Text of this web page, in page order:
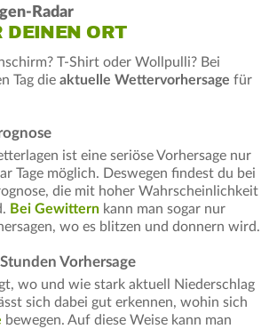
Radar
DEINEN ORT
T-Shirt oder Wollpulli? Bei
Tag die aktuelle Wettervorhersage für
ist eine seriöse Vorhersage nur
Tage möglich. Deswegen findest du bei
die mit hoher Wahrscheinlichkeit
Bei Gewittern kann man sogar nur
wo es blitzen und donnern wird.
Vorhersage
wo und wie stark aktuell Niederschlag
sich dabei gut erkennen, wohin sich
bewegen. Auf diese Weise kann man